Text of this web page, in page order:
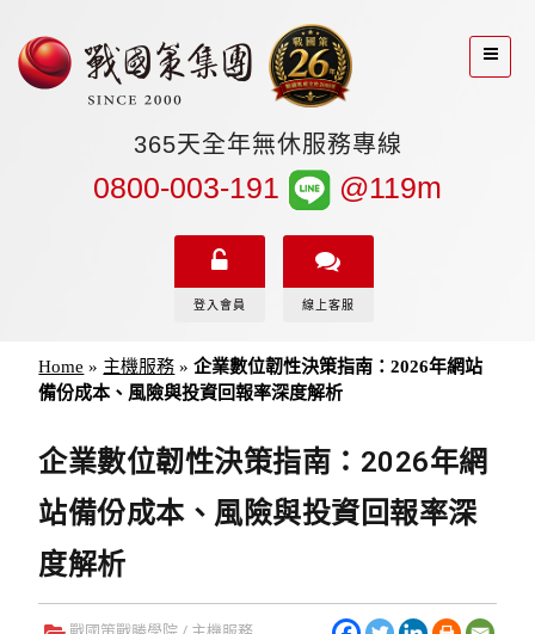
365天全年無休服務專線
0800-003-191 @119m
登入會員 線上客服
Home » 主機服務 »企業數位韌性決策指南：2026年網站
備份成本、風險與投資回報率深度解析
企業數位韌性決策指南：2026年網
站備份成本、風險與投資回報率深
度解析